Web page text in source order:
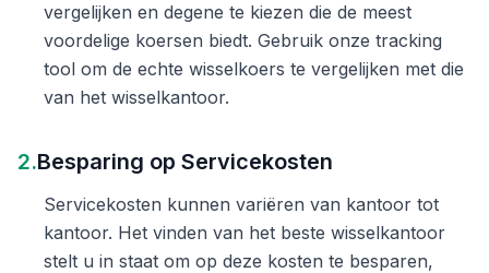
vergelijken en degene te kiezen die de meest
voordelige koersen biedt. Gebruik onze tracking
tool om de echte wisselkoers te vergelijken met die
van het wisselkantoor.
2.Besparing op Servicekosten
Servicekosten kunnen variëren van kantoor tot
kantoor. Het vinden van het beste wisselkantoor
stelt u in staat om op deze kosten te besparen,